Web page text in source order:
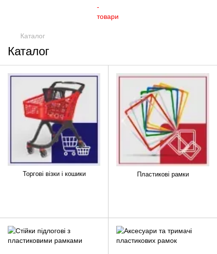
Каталог
Каталог
Торгові візки і кошики Пластикові рамки